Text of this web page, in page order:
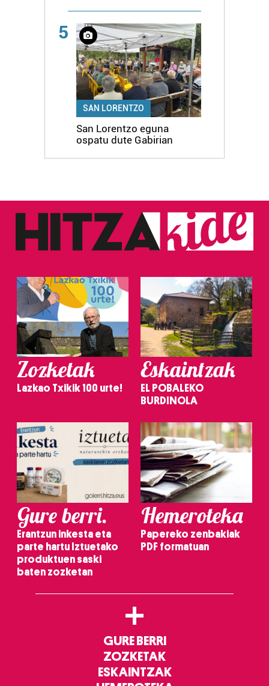
5
SAN LORENTZO
San Lorentzo eguna
ospatu dute Gabirian
Zozketak
Lazkao Txikik 100 urte!
Eskaintzak
EL POBALEKO
BURDINOLA
Gure berri.
Erantzun inkesta eta
parte hartu Iztuetako
produktuen saski
baten zozketan
Hemeroteka
Papereko zenbakiak
PDF formatuan
+
GURE BERRI
ZOZKETAK
ESKAINTZAK